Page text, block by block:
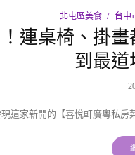
北屯區美食 台中
連桌椅、掛
到最道
這家新開的【喜悅軒廣粵私